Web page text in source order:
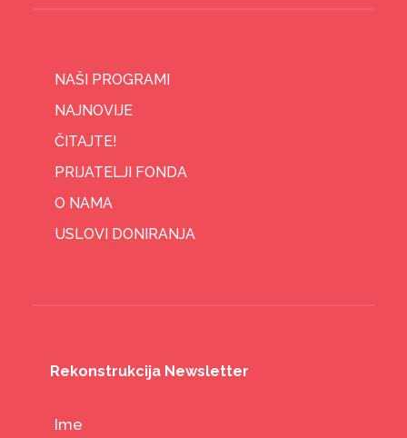
NAŠI PROGRAMI
NAJNOVIJE
ČITAJTE!
PRIJATELJI FONDA
O NAMA
USLOVI DONIRANJA
Rekonstrukcija Newsletter